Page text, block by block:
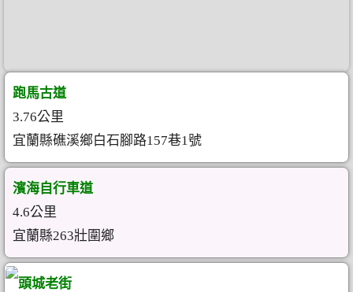
跑馬古道
3.76公里
宜蘭縣礁溪鄉白石腳路157巷1號
濱海自行車道
4.6公里
宜蘭縣263壯圍鄉
頭城老街